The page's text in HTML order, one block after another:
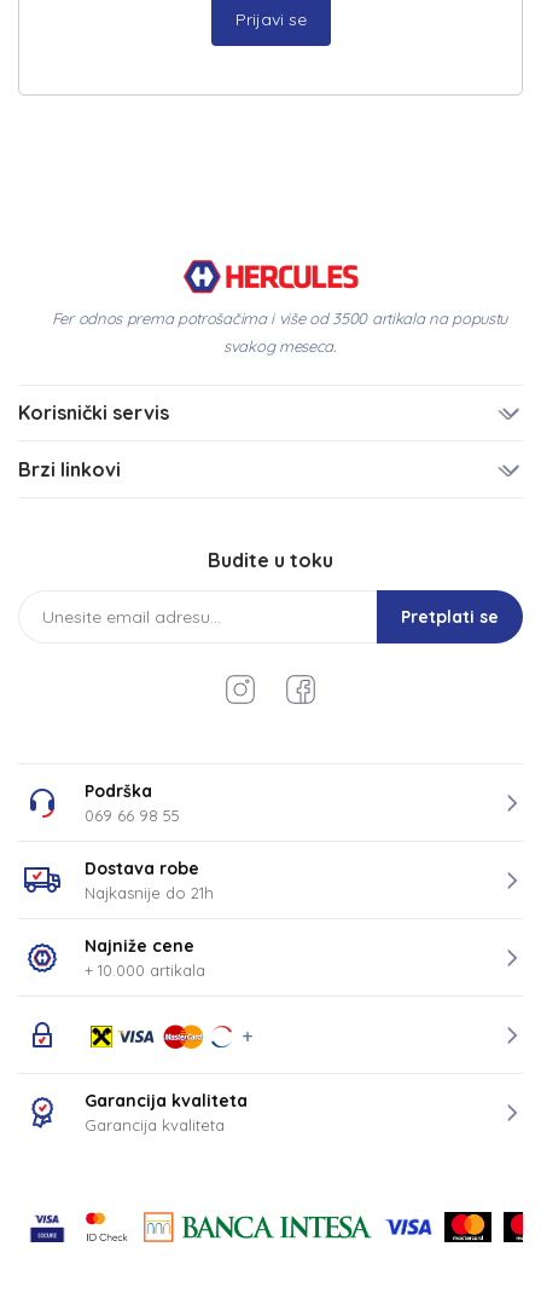
Prijavi se
Fer odnos prema potrošačima i više od 3500 artikala na popustu
svakog meseca.
Korisnički servis
Brzi linkovi
Budite u toku
Pretplati se
Podrška
069 66 98 55
Dostava robe
Najkasnije do 21h
Najniže cene
+ 10.000 artikala
Garancija kvaliteta
Garancija kvaliteta